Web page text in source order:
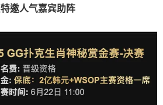
邀人气嘉宾助阵